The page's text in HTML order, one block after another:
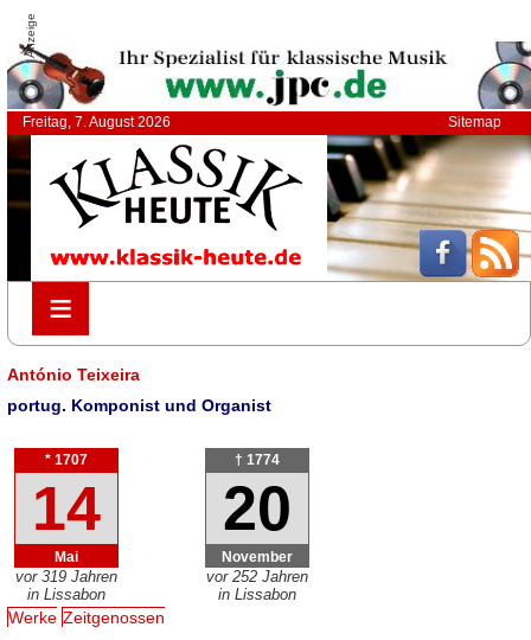
Anzeige
Freitag, 7. August 2026 Sitemap
≡
≡
António Teixeira
portug. Komponist und Organist
* 1707
14
Mai
vor 319 Jahren
in Lissabon
† 1774
20
November
vor 252 Jahren
in Lissabon
Werke Zeitgenossen